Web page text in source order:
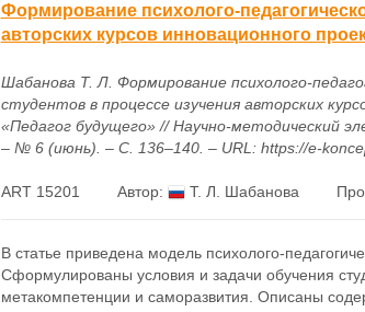
Формирование психолого-
авторских курсов инновационного
Шабанова Т. Л. Формирование психолого-
студентов в процессе изучения авторских
«Педагог будущего» // Научно-методический
– № 6 (июнь). – С. 136–140. – URL: https://e-
ART 15201 Автор: Т. Л. Шабанова
В статье приведена модель психолого-
Сформулированы условия и задачи обучения
метакомпетенции и саморазвития. Описаны